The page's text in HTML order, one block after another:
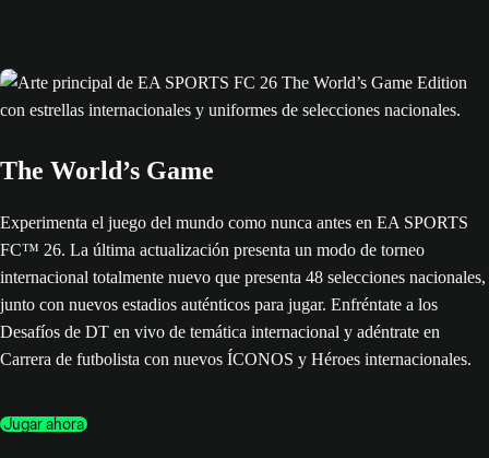
The World’s Game
Experimenta el juego del mundo como nunca antes en EA SPORTS
FC™ 26. La última actualización presenta un modo de torneo
internacional totalmente nuevo que presenta 48 selecciones nacionales,
junto con nuevos estadios auténticos para jugar. Enfréntate a los
Desafíos de DT en vivo de temática internacional y adéntrate en
Carrera de futbolista con nuevos ÍCONOS y Héroes internacionales.
Jugar ahora